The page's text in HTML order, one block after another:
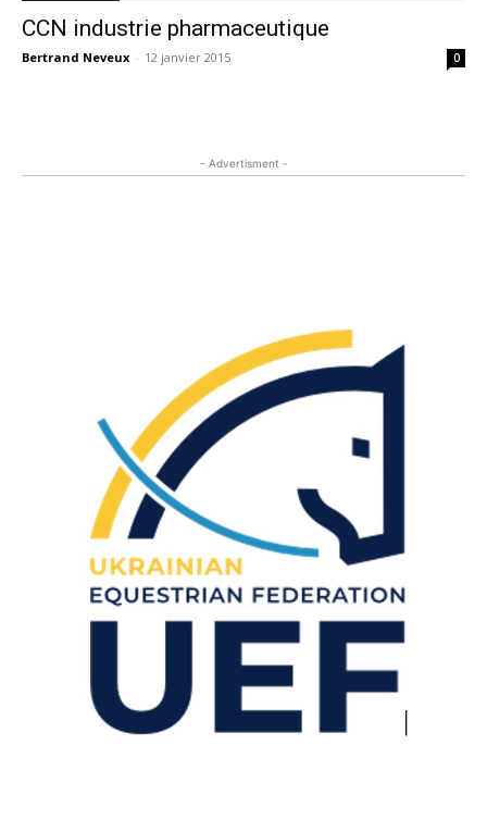
CCN industrie pharmaceutique
Bertrand Neveux - 12 janvier 2015 0
- Advertisment -